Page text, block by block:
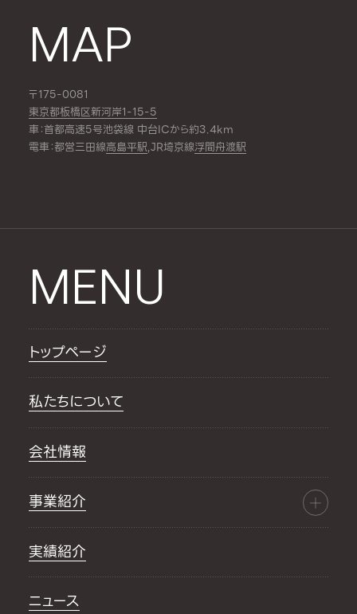
MAP
〒175-0081
東京都板橋区新河岸1-15-5
車：首都高速5号池袋線 中台ICから約3.4km
電車：都営三田線高島平駅,JR埼京線浮間舟渡駅
MENU
トップページ
私たちについて
会社情報
事業紹介
実績紹介
ニュース